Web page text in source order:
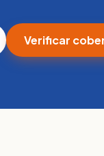
Verificar